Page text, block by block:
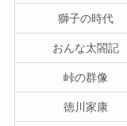
獅子の時代
おんな太閤記
峠の群像
徳川家康